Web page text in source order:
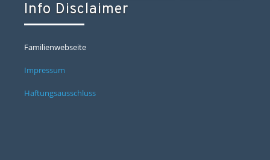
Info Disclaimer
Familienwebseite
Impressum
Haftungsausschluss